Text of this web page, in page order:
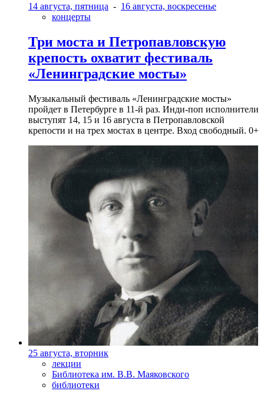
14 августа, пятница - 16 августа, воскресенье
концерты
Три моста и Петропавловскую
крепость охватит фестиваль
«Ленинградские мосты»
Музыкальный фестиваль «Ленинградские мосты»
пройдет в Петербурге в 11-й раз. Инди-поп исполнители
выступят 14, 15 и 16 августа в Петропавловской
крепости и на трех мостах в центре. Вход свободный. 0+
25 августа, вторник
лекции
Библиотека им. В.В. Маяковского
библиотеки